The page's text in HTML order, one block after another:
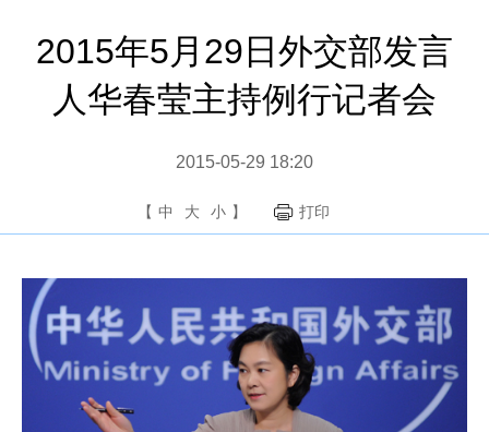
2015年5月29日外交部发言
人华春莹主持例行记者会
2015-05-29 18:20
【 中 大 小 】 打印